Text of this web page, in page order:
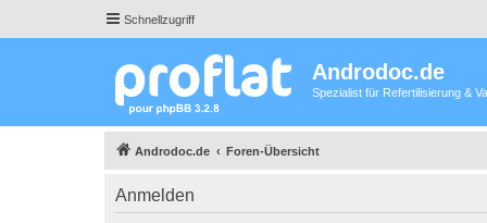
Schnellzugriff
Androdoc.de
Spezialist für Refertilisierung &
Androdoc.de Foren-Übersicht
Anmelden